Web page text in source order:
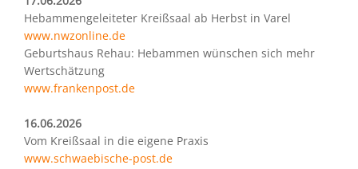
Hebammengeleiteter Kreißsaal ab Herbst in Varel
www.nwzonline.de
Geburtshaus Rehau: Hebammen wünschen sich mehr
Wertschätzung
www.frankenpost.de
16.06.2026
Vom Kreißsaal in die eigene Praxis
www.schwaebische-post.de